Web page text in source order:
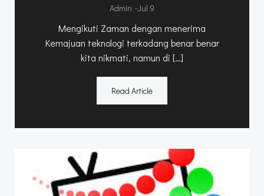
Admin -Jul 9
Mengikuti Zaman dengan menerima
Kemajuan teknologi terkadang benar benar
kita nikmati, namun di […]
Read Article